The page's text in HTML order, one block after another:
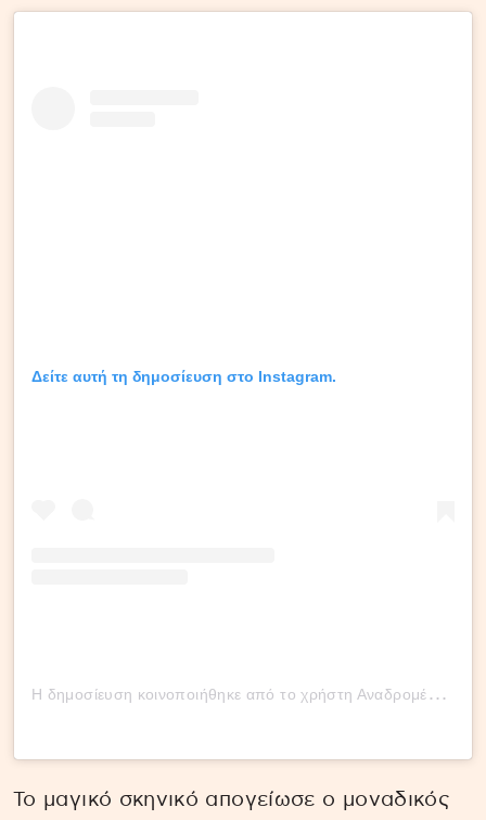
Δείτε αυτή τη δημοσίευση στο Instagram.
Η
δημοσίευση κοινοποιήθηκε από το χρήστη Αναδρομές live! (@anadromeslive)
Το μαγικό σκηνικό απογείωσε ο μοναδικός